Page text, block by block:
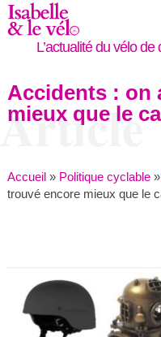
L’actualité du vélo
Accidents : on
mieux que le
Article
Accueil» Politique cyclable»
trouvé encore mieux que le